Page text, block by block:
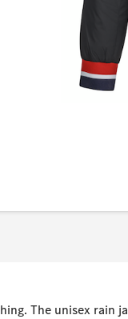
The unisex rain